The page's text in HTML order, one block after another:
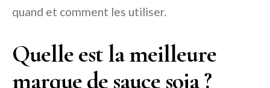
quand et comment les utiliser.
Quelle est la meilleure
marque de sauce soja ?